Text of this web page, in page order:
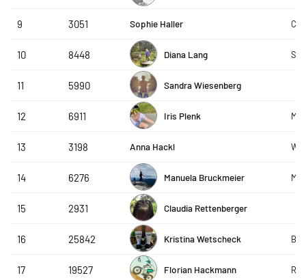
9 3051 Sophie Haller
10 8448 Diana Lang
11 5990 Sandra Wiesenberg
12 6911 Iris Plenk
13 3198 Anna Hackl
14 6276 Manuela Bruckmeier MS
15 2931 Claudia Rettenberger
16 25842 Kristina Wetscheck
17 19527 Florian Hackmann